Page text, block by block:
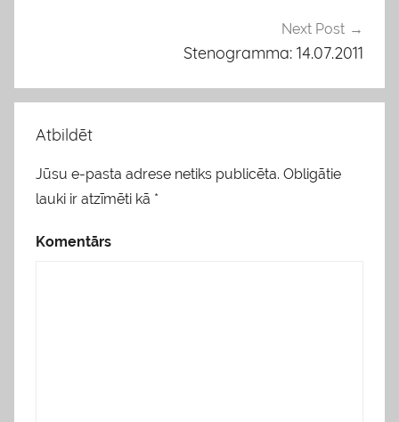
Next Post
Stenogramma: 14.07.2011
Atbildēt
Jūsu e-pasta adrese netiks publicēta. Obligātie
lauki ir atzīmēti kā *
Komentārs